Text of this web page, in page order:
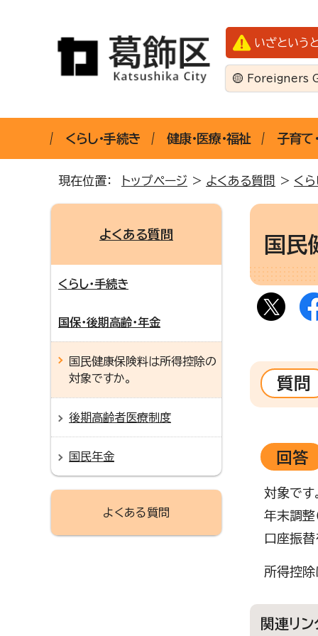
いざという
Foreigners
くらし・手続き 健康・医療・福祉 子育て
現在位置： トップページ > よくある質問 > く
国民
質問
回答
対象です
年末調整
口座振替
所得控
関連リン
よくある質問
くらし・手続き
国保・後期高齢・年金
国民健康保険料は所得控除の
対象ですか。
後期高齢者医療制度
国民年金
よくある質問